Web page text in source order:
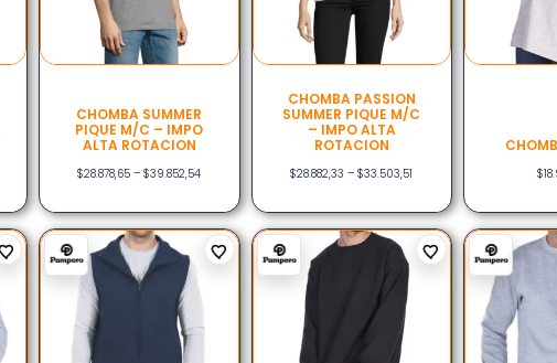
CHOMBA SUMMER
PIQUE M/C – IMPO
ALTA ROTACION
$28.878,65 – $39.852,54
CHOMBA PASSION
SUMMER PIQUE M/C
– IMPO ALTA
ROTACION
$28.882,33 – $33.503,51 $